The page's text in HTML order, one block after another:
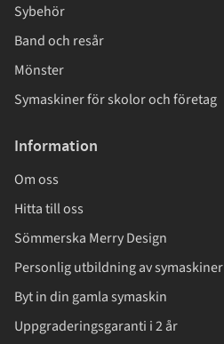
Sybehör
Band och resår
Mönster
Symaskiner för skolor och företag
Information
Om oss
Hitta till oss
Sömmerska Merry Design
Personlig utbildning av symaskiner
Byt in din gamla symaskin
Uppgraderingsgaranti i 2 år